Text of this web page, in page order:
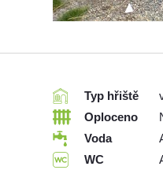
Typ hřiště
Oploceno
Voda
WC